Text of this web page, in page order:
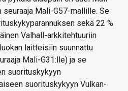
seuraaja Mali-G57-mallille. Se
sekä 22 %
Valhall-arkkitehtuuriin
laitteisiin suunnattu
Mali-G31:lle) ja se
suorituskykyyn
suorituskykyyn Vulkan-